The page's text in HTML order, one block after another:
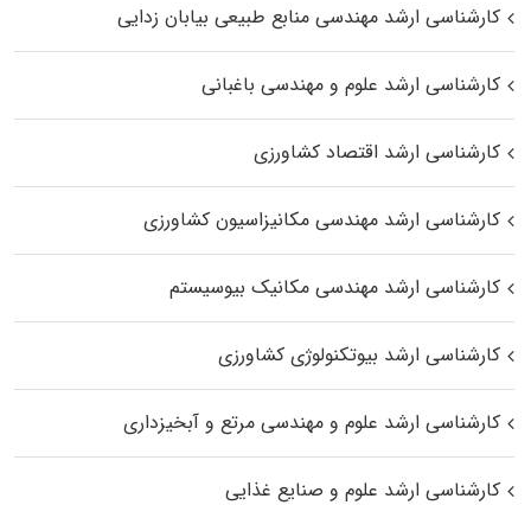
کارشناسی ارشد مهندسی منابع طبیعی بیابان زدایی
کارشناسی ارشد علوم و مهندسی باغبانی
کارشناسی ارشد اقتصاد کشاورزی
کارشناسی ارشد مهندسی مکانیزاسیون کشاورزی
کارشناسی ارشد مهندسی مکانیک بیوسیستم
کارشناسی ارشد بیوتکنولوژی کشاورزی
کارشناسی ارشد علوم و مهندسی مرتع و آبخیزداری
کارشناسی ارشد علوم و صنایع غذایی